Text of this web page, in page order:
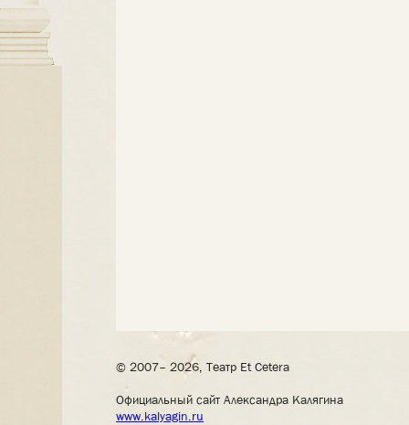
© 2007– 2026, Театр Et Cetera
Официальный сайт Александра Калягина
www.kalyagin.ru